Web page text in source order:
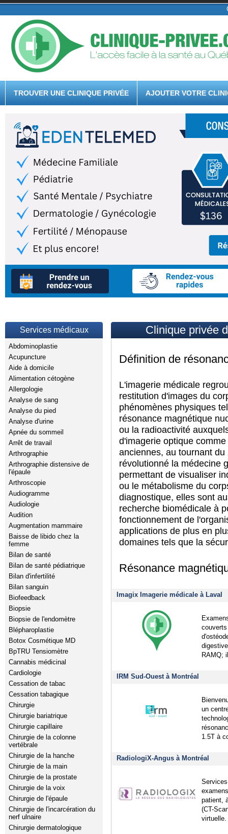
TROUVER UNE CLINIQUE PRIVÉE AJOUTER VOTRE
Services médicaux
Abdominoplastie
Acupuncture
Aide à domicile
Alimentation cétogène
Allergologie
Analyse de sang
Analyse du pied
Analyse d'urine
Apnée du sommeil
Arrêt de travail
Arthrographie
Arthrographie distensive de
l'épaule
Arthroscopie
Audiogramme
Audiologie
Audition
Augmentation mammaire
Baisse de libido chez la
femme
Bilan de santé
Bilan de santé pédiatrique
Bilan d'infertilité
Bilan sanguin
Biofeedback
Biopsie
Biopsie de l'endomètre
Blépharoplastie
Botox Cosmétique MD
BpTRU Tensiomètre
Cannabis médicinal
Cardiologie
Cessation de tabac
Cessation tabagique
Chirurgie
Chirurgie bariatrique
Chirurgie capillaire
Chirurgie de la colonne
vertébrale
Chirurgie de la hanche
Chirurgie de la main
Chirurgie de la prostate
Chirurgie de la voix
Chirurgie de l'épaule
Chirurgie de l'incarcération du
nerf ulnaire
Chirurgie dermatologique
Clinique privée
Définition de
L'imagerie médicale
restitution d'images du
phénomènes physiques
résonance magnétique
ou la radioactivité
d'imagerie optique
anciennes, au tournant
révolutionné la médecine
permettant de visualiser
ou le métabolisme du
diagnostique, elles sont
recherche biomédicale à
fonctionnement de
applications de plus en
domaines tels que la
Résonance
Imagix Imagerie médicale à Laval
RAMQ;
IRM Sud-Ouest à Montréal
un
1.5T à
RadiologiX-Angus à Montréal
patient,
(CT-
virtuelle.